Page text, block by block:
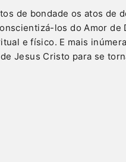
de bondade os atos de
los do Amor de
e físico. E mais
Jesus Cristo para se